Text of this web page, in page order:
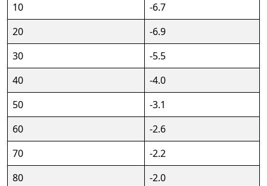
10
-6.7
20
-6.9
30
-5.5
40
-4.0
50
-3.1
60
-2.6
70
-2.2
80
-2.0